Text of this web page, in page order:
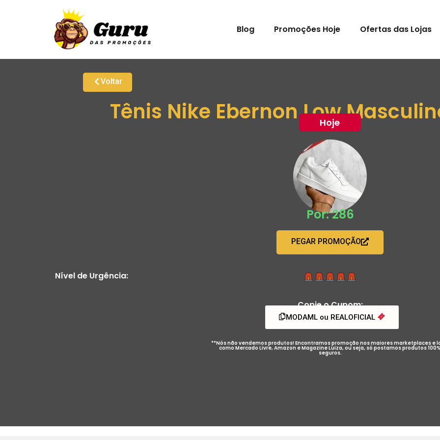
Blog Promoções Hoje Ofertas das Lojas
Voltar
Tênis Nike Ebernon Low
Hoje
Por: 286
PEGAR PROMOÇÃO
Nível de Urgência:
Copie o Cupom:
MODAML ou REALOFICIAL
**Nós não vendemos produtos! Encontramos promoção nos maiores marketplaces e
como Mercado Livre, Amazon e Magazine Luiza, ou seja, só postamos produtos 100%
seguros.